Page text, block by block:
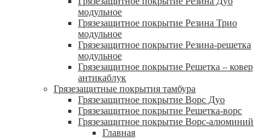
модульное
Грязезащитное покрытие Резина Трио
модульное
Грязезащитное покрытие Резина-решетка
модульное
Грязезащитное покрытие Решетка – ковер
антикаблук
Грязезащитные покрытия тамбура
Грязезащитное покрытие Ворс Дуо
Грязезащитное покрытие Решетка-ворс
Грязезащитное покрытие Ворс-алюминий
Главная